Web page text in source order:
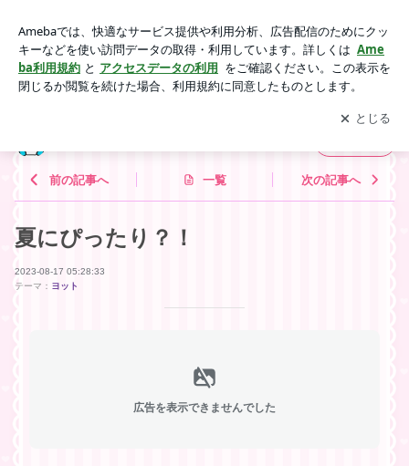
アプリをダウンロードして ブログの更新通知
を受け取りまし
ょう。
開く
前の記事へ 一覧 次の記事へ
夏にぴったり？！
2023-08-17 05:28:33
テーマ： ヨット
広告を表示できませんでした